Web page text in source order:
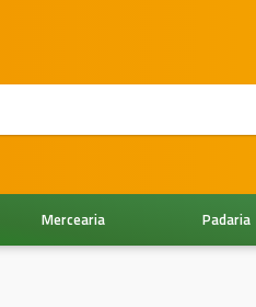
Padaria
Mercearia